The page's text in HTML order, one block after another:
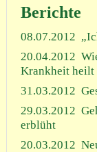
Berichte
08.07.2012
20.04.2012
Krankheit heilt
31.03.2012
29.03.2012
erblüht
20.03.2012